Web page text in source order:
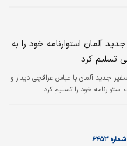
آلمان استوارنامه خود را به
تسلیم کرد
جدید آلمان با عباس عراقچی دیدار و
خود را تسلیم کرد.
۶۴۵۳